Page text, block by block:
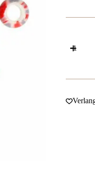
Haarkralen
Patroon
Rood
-